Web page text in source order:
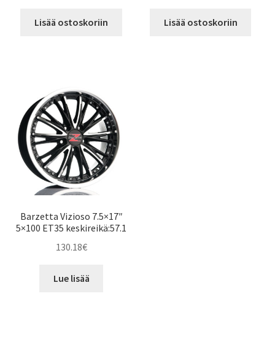
Lisää ostoskoriin Lisää ostoskoriin
Barzetta Vizioso 7.5×17″
5×100 ET35 keskireikä:57.1
130.18€
Lue lisää